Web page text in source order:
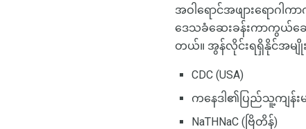
အဝါရောင်အဖျားရောဂါ
ဒေသခံဆေးခန်းကာကွယ်ဆေ
တယ်။ အွန်လိုင်းရရှိနိုင်အမျိုး
CDC (USA)
ကနေဒါ၏ပြည်သူ့ကျန်းမ
NaTHNaC (ဗြိတိန်)